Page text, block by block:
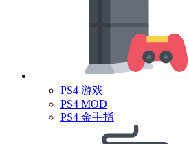
PS4 游戏
PS4 MOD
PS4 金手指